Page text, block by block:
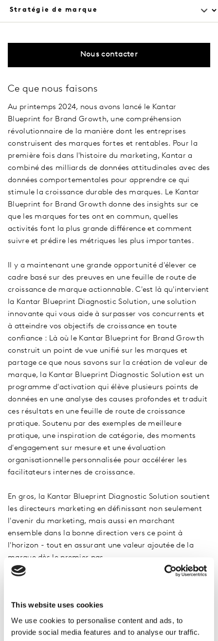
This website uses cookies
We use cookies to personalise content and ads, to
provide social media features and to analyse our traffic.
Nous contacter
Ce que nous faisons
Au printemps 2024, nous avons lancé le Kantar
Blueprint for Brand Growth, une compréhension
révolutionnaire de la manière dont les entreprises
construisent des marques fortes et rentables. Pour la
première fois dans l'histoire du marketing, Kantar a
combiné des milliards de données attitudinales avec des
données comportementales pour apprendre ce qui
stimule la croissance durable des marques. Le Kantar
Blueprint for Brand Growth donne des insights sur ce
que les marques fortes ont en commun, quelles
activités font la plus grande différence et comment
suivre et prédire les métriques les plus importantes.
Il y a maintenant une grande opportunité d'élever ce
cadre basé sur des preuves en une feuille de route de
croissance de marque actionnable. C'est là qu'intervient
la Kantar Blueprint Diagnostic Solution, une solution
innovante qui vous aide à surpasser vos concurrents et
à atteindre vos objectifs de croissance en toute
confiance : Là où le Kantar Blueprint for Brand Growth
construit un point de vue unifié sur les marques et
partage ce que nous savons sur la création de valeur de
marque, la Kantar Blueprint Diagnostic Solution est un
programme d'activation qui élève plusieurs points de
données en une analyse des causes profondes et traduit
ces résultats en une feuille de route de croissance
pratique. Soutenu par des exemples de meilleure
pratique, une inspiration de catégorie, des moments
d'engagement sur mesure et une évaluation
organisationnelle personnalisée pour accélérer les
facilitateurs internes de croissance.
En gros, la Kantar Blueprint Diagnostic Solution soutient
les directeurs marketing en définissant non seulement
l'avenir du marketing, mais aussi en marchant
ensemble dans la bonne direction vers ce point à
l'horizon - tout en assurant une valeur ajoutée de la
marque dès le premier pas.
La Kantar Blueprint Diagnostic Solution est un
programme propriétaire qui assure la collaboration
avec le client, l'engagement et l'implication des parties